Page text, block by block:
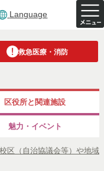
Language
救急医療・消防
区役所と関連施設
魅力・イベント
校区（自治協議会等）や地域